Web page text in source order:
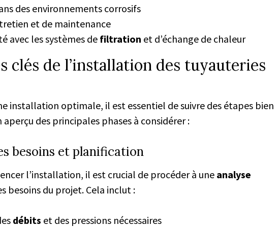
des environnements corrosifs
et de maintenance
avec les systèmes de filtration et d’échange de chaleur
clés de l’installation des tuyauteries
installation optimale, il est essentiel de suivre des étapes bien
aperçu des principales phases à considérer :
besoins et planification
l’installation, il est crucial de procéder à une analyse
besoins du projet. Cela inclut :
débits et des pressions nécessaires